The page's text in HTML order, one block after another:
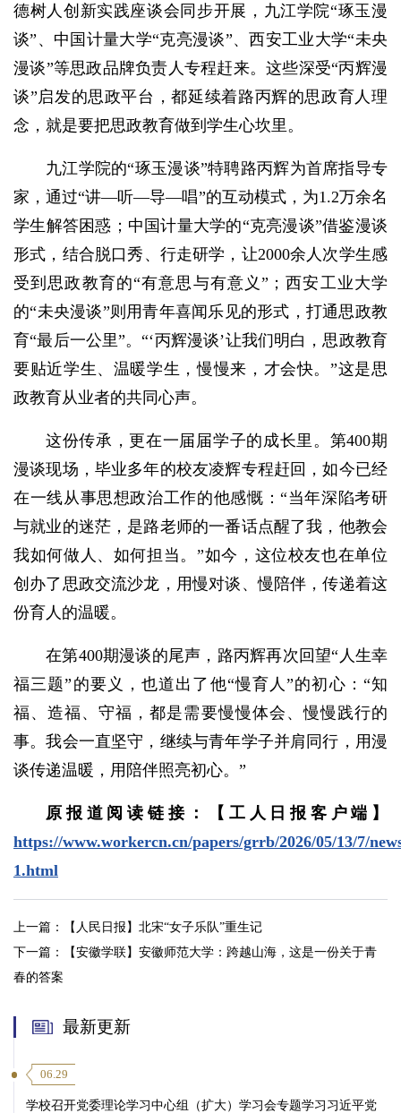
德树人创新实践座谈会同步开展，九江学院“琢玉漫
谈”、中国计量大学“克亮漫谈”、西安工业大学“未央
漫谈”等思政品牌负责人专程赶来。这些深受“丙辉漫
谈”启发的思政平台，都延续着路丙辉的思政育人理
念，就是要把思政教育做到学生心坎里。
九江学院的“琢玉漫谈”特聘路丙辉为首席指导专
家，通过“讲—听—导—唱”的互动模式，为1.2万余名
学生解答困惑；中国计量大学的“克亮漫谈”借鉴漫谈
形式，结合脱口秀、行走研学，让2000余人次学生感
受到思政教育的“有意思与有意义”；西安工业大学
的“未央漫谈”则用青年喜闻乐见的形式，打通思政教
育“最后一公里”。“‘丙辉漫谈’让我们明白，思政教育
要贴近学生、温暖学生，慢慢来，才会快。”这是思
政教育从业者的共同心声。
这份传承，更在一届届学子的成长里。第400期
漫谈现场，毕业多年的校友凌辉专程赶回，如今已经
在一线从事思想政治工作的他感慨：“当年深陷考研
与就业的迷茫，是路老师的一番话点醒了我，他教会
我如何做人、如何担当。”如今，这位校友也在单位
创办了思政交流沙龙，用慢对谈、慢陪伴，传递着这
份育人的温暖。
在第400期漫谈的尾声，路丙辉再次回望“人生幸
福三题”的要义，也道出了他“慢育人”的初心：“知
福、造福、守福，都是需要慢慢体会、慢慢践行的
事。我会一直坚守，继续与青年学子并肩同行，用漫
谈传递温暖，用陪伴照亮初心。”
原报道阅读链接：【工人日报客户端】
https://www.workercn.cn/papers/grrb/2026/05/13/7/
1.html
上一篇：
【人民日报】北宋“女子乐队”重生记
下一篇：
【安徽学联】安徽师范大学：跨越山海，这是一份关于青
春的答案
最新更新
06.29
学校召开党委理论学习中心组（扩大）学习会专题学习习近平党